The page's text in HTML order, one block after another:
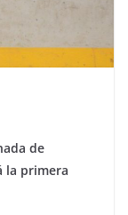
de
la primera